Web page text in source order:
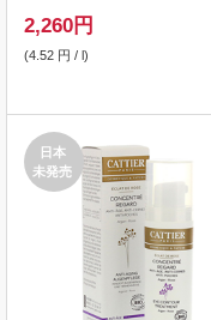
2,260円
(4.52 円 / l)
日本
未発売